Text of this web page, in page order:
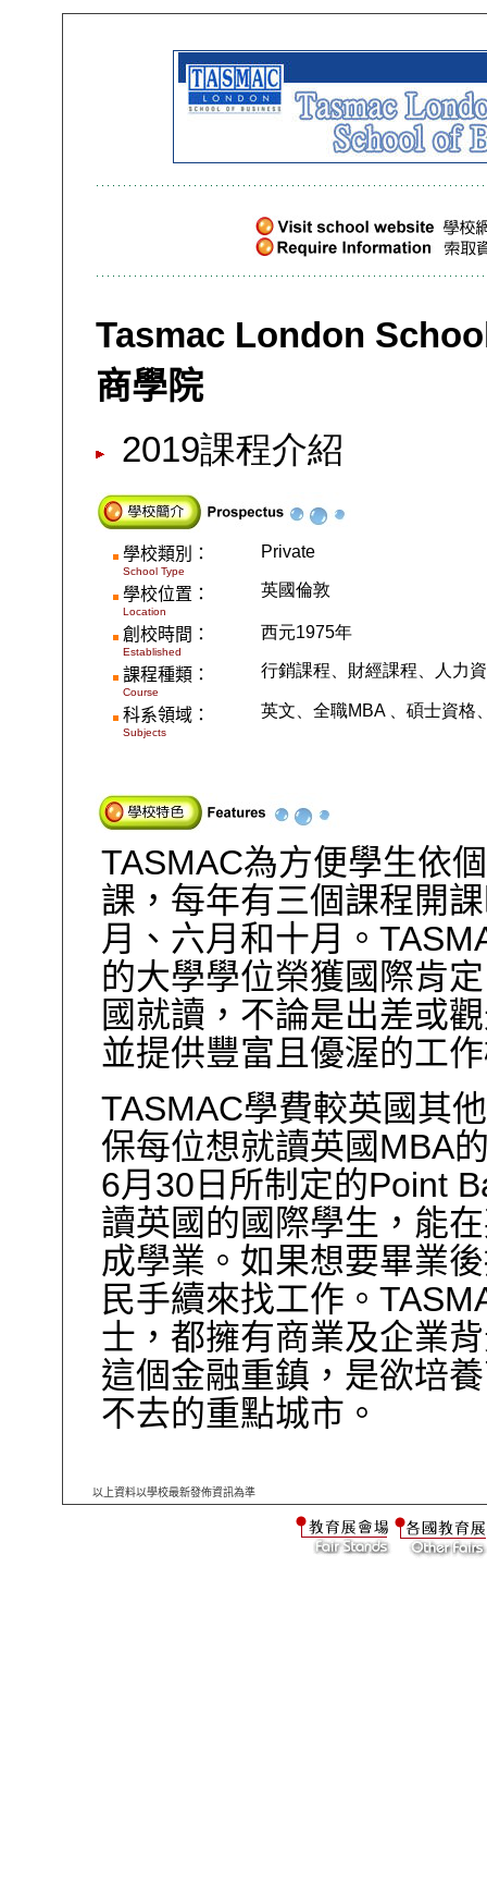
Tasmac London
商學院
2019課程介紹
學校類別：
School Type
Private
學校位置：
Location
英國倫敦
創校時間：
Established
西元1975年
課程種類：
Course
行銷課程、財經課程、人力
科系領域：
Subjects
英文、全職MBA 、碩士資格
TASMAC為方便學生依
課，每年有三個課程開
月、六月和十月。
的大學學位榮獲國際肯
國就讀，不論是出差或
並提供豐富且優渥的工
TASMAC學費較英國其
保每位想就讀英國MBA
6月30日所制定的Point
讀英國的國際學生，能
成學業。如果想要畢業
民手續來找工作。
士，都擁有商業及企業
這個金融重鎮，是欲培
不去的重點城市。
以上資料以學校最新發佈資訊為準